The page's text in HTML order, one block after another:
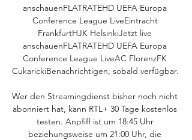
anschauenFLATRATEHD UEFA Europa
Conference League LiveEintracht
FrankfurtHJK HelsinkiJetzt live
anschauenFLATRATEHD UEFA Europa
Conference League LiveAC FlorenzFK
CukarickiBenachrichtigen, sobald verfügbar.
Wer den Streamingdienst bisher noch nicht
abonniert hat, kann RTL+ 30 Tage kostenlos
testen. Anpfiff ist um 18:45 Uhr
beziehungsweise um 21:00 Uhr, die